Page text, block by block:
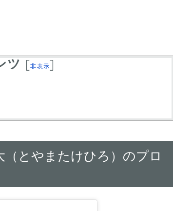
ツ [非表示]
（とやまたけひろ）のプロ